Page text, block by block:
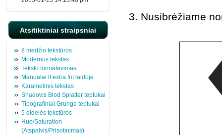
Atsitiktiniai straipsniai
8 medžio tekstūros
Modernus tekstas
Teksto formatavimas
Manualai.lt extra fm laidoje
Karamelinis tekstas
Shadows Blod Splatter teptukai
Tipografiniai Grunge teptukai
5 didelės tekstūros
Hue/Saturation
(Atspalvis/Prisotinimas)
3. Nusibrėžiame